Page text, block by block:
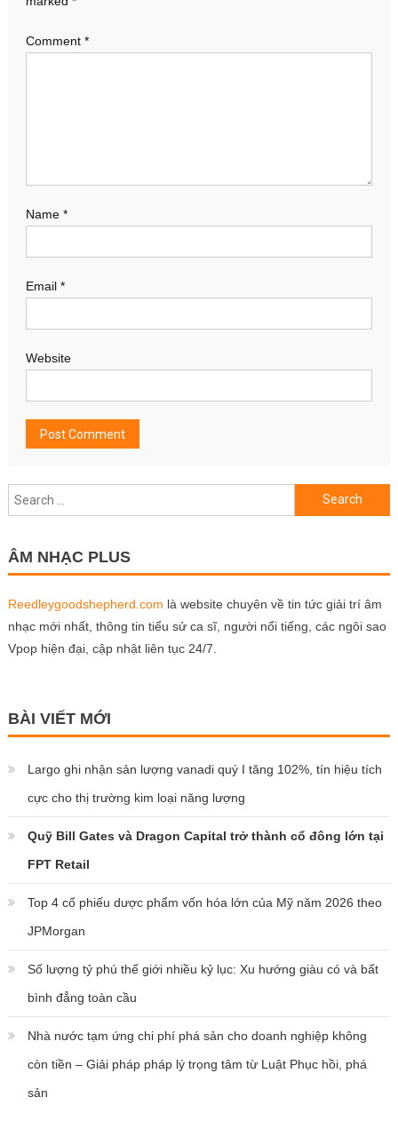
Comment *
Name *
Email *
Website
Search
for:
ÂM NHẠC PLUS
Reedleygoodshepherd.com là website chuyên về tin tức giải trí âm
nhạc mới nhất, thông tin tiểu sử ca sĩ, người nổi tiếng, các ngôi sao
Vpop hiện đại, cập nhật liên tục 24/7.
BÀI VIẾT MỚI
Largo ghi nhận sản lượng vanadi quý I tăng 102%, tín hiệu tích
cực cho thị trường kim loại năng lượng
Quỹ Bill Gates và Dragon Capital trở thành cổ đông lớn tại
FPT Retail
Top 4 cổ phiếu dược phẩm vốn hóa lớn của Mỹ năm 2026 theo
JPMorgan
Số lượng tỷ phú thế giới nhiều kỷ lục: Xu hướng giàu có và bất
bình đẳng toàn cầu
Nhà nước tạm ứng chi phí phá sản cho doanh nghiệp không
còn tiền – Giải pháp pháp lý trọng tâm từ Luật Phục hồi, phá
sản